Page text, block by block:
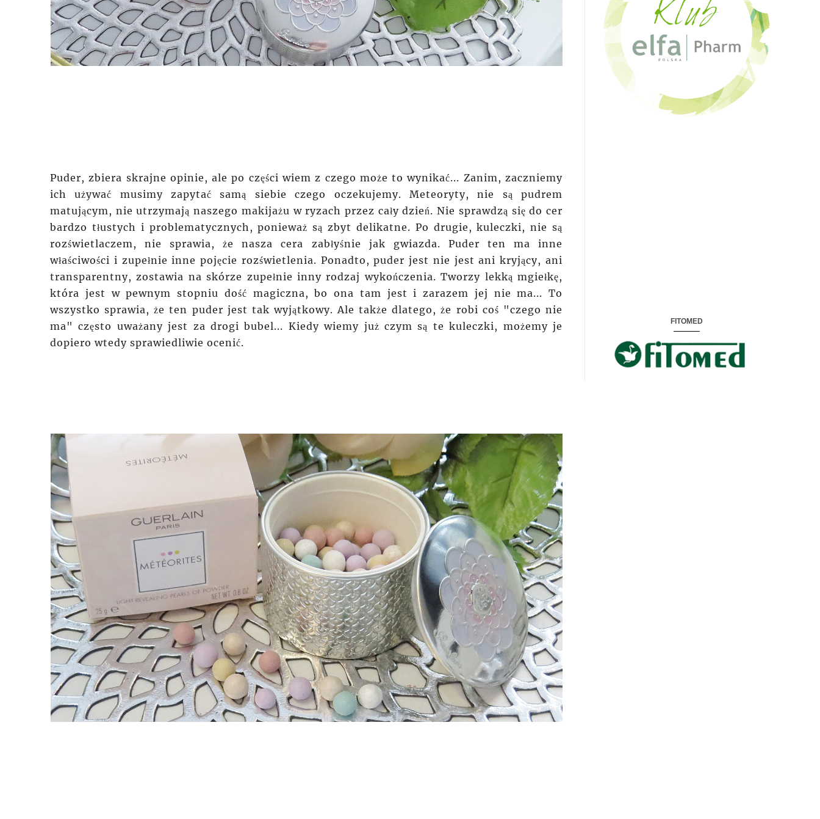
Puder, zbiera skrajne opinie, ale po części wiem z czego może to wynikać... Zanim, zaczniemy
ich używać musimy zapytać samą siebie czego oczekujemy. Meteoryty, nie są pudrem
matującym, nie utrzymają naszego makijażu w ryzach przez cały dzień. Nie sprawdzą się do cer
bardzo tłustych i problematycznych, ponieważ są zbyt delikatne. Po drugie, kuleczki, nie są
rozświetlaczem, nie sprawia, że nasza cera zabłyśnie jak gwiazda. Puder ten ma inne
właściwości i zupełnie inne pojęcie rozświetlenia. Ponadto, puder jest nie jest ani kryjący, ani
transparentny, zostawia na skórze zupełnie inny rodzaj wykończenia. Tworzy lekką mgiełkę,
która jest w pewnym stopniu dość magiczna, bo ona tam jest i zarazem jej nie ma... To
wszystko sprawia, że ten puder jest tak wyjątkowy. Ale także dlatego, że robi coś "czego nie
ma" często uważany jest za drogi bubel... Kiedy wiemy już czym są te kuleczki, możemy je
dopiero wtedy sprawiedliwie ocenić.
FITOMED